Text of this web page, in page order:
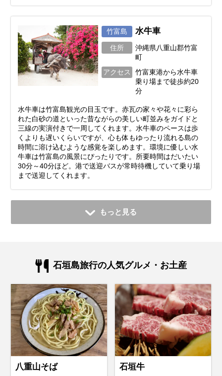
竹富島 水牛車
住所
沖縄県八重山郡竹富
町
アクセス
竹富東港から水牛車
乗り場まで徒歩約20
分
水牛車は竹富島観光の目玉です。赤瓦の家々や花々に彩ら
れた白砂の道といった昔ながらの美しい町並みをガイドと
三線の実演付きで一周してくれます。水牛車のペースは歩
くよりも遅いくらいですが、心も体もゆったり流れる島の
時間に溶け込むような感覚を楽しめます。環境に優しい水
牛車は竹富島の風景にぴったりです。所要時間はだいたい
30分～40分ほど。港で送迎バスが常時待機していて乗り場
まで送迎してくれます。
もっと見る
石垣島旅行の人気グルメ・お土産
八重山そば 石垣牛